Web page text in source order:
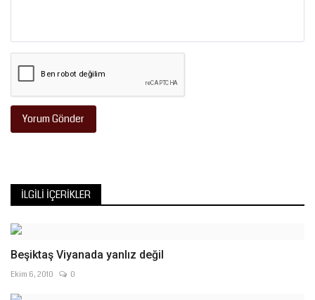
Yorum Gönder
İLGILI İÇERIKLER
Beşiktaş Viyanada yanlız değil
Ekim 6, 2010 0